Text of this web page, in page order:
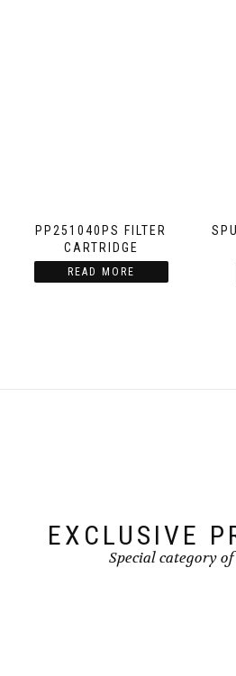
PP251040PS FILTER
CARTRIDGE
READ MORE
EXCLUSIVE
Special category